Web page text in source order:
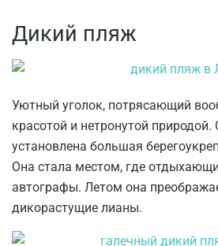
Дикий пляж
Уютный уголок, потрясающий
красотой и нетронутой природой.
установлена большая
Она стала местом, где
автографы. Летом она
дикорастущие лианы.